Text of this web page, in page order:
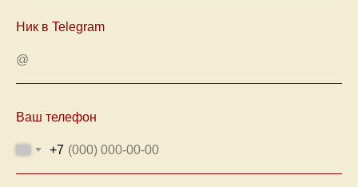
Ник в Telegram
Ваш телефон
+7